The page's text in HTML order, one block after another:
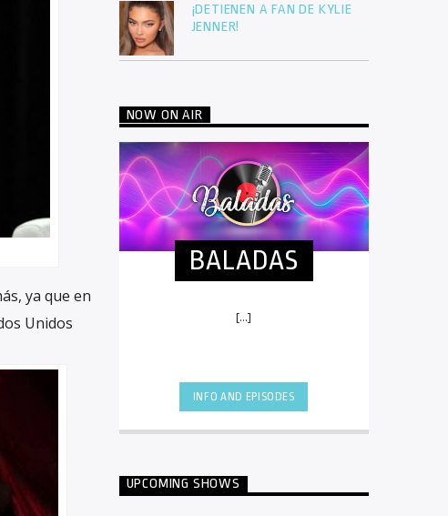
ya que en
Unidos
¡DETIENEN A FAN DE KYLIE
JENNER!
NOW ON AIR
BALADAS
[...]
INFO AND EPISODES
UPCOMING SHOWS